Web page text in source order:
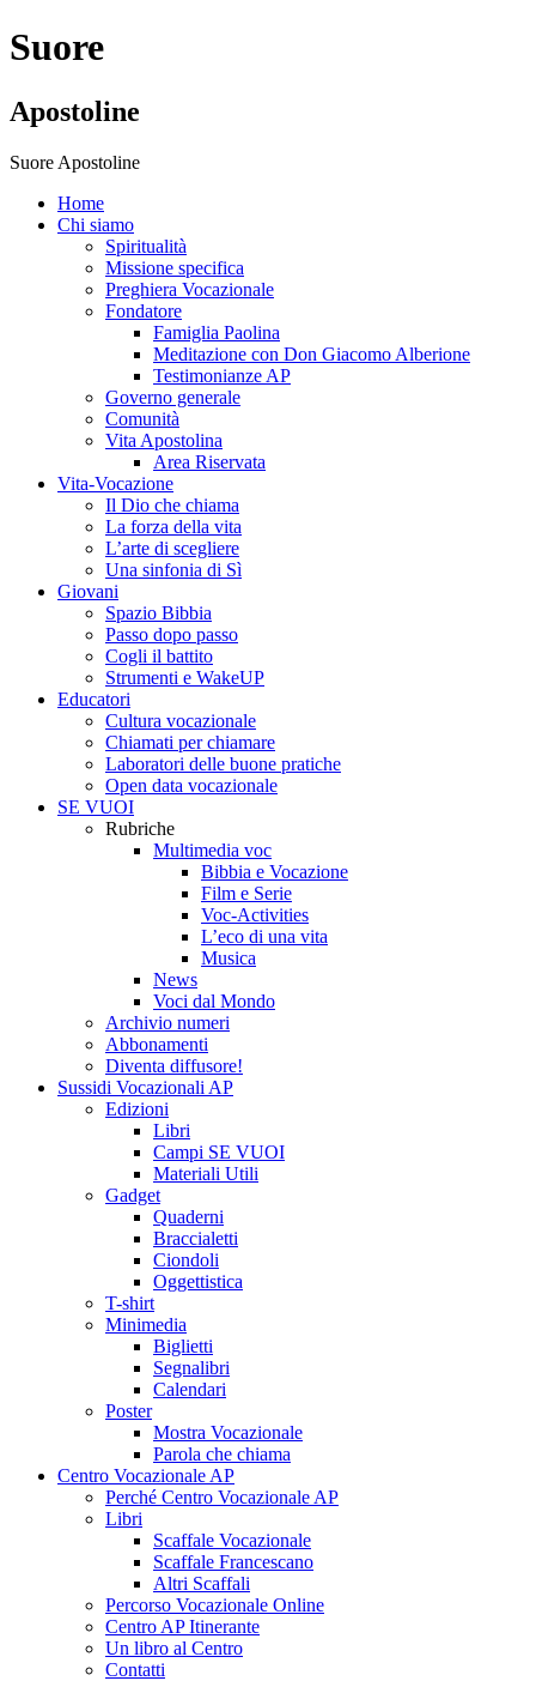
Suore
Apostoline
Suore Apostoline
Home
Chi siamo
Spiritualità
Missione specifica
Preghiera Vocazionale
Fondatore
Famiglia Paolina
Meditazione con Don Giacomo Alberione
Testimonianze AP
Governo generale
Comunità
Vita Apostolina
Area Riservata
Vita-Vocazione
Il Dio che chiama
La forza della vita
L’arte di scegliere
Una sinfonia di Sì
Giovani
Spazio Bibbia
Passo dopo passo
Cogli il battito
Strumenti e WakeUP
Educatori
Cultura vocazionale
Chiamati per chiamare
Laboratori delle buone pratiche
Open data vocazionale
SE VUOI
Rubriche
Multimedia voc
Bibbia e Vocazione
Film e Serie
Voc-Activities
L’eco di una vita
Musica
News
Voci dal Mondo
Archivio numeri
Abbonamenti
Diventa diffusore!
Sussidi Vocazionali AP
Edizioni
Libri
Campi SE VUOI
Materiali Utili
Gadget
Quaderni
Braccialetti
Ciondoli
Oggettistica
T-shirt
Minimedia
Biglietti
Segnalibri
Calendari
Poster
Mostra Vocazionale
Parola che chiama
Centro Vocazionale AP
Perché Centro Vocazionale AP
Libri
Scaffale Vocazionale
Scaffale Francescano
Altri Scaffali
Percorso Vocazionale Online
Centro AP Itinerante
Un libro al Centro
Contatti